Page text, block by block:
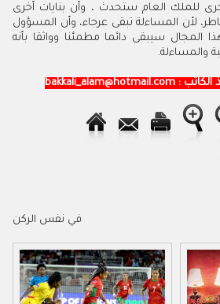
للملك العام ستحدث ، وأن بنايات أخرى
، لأن المساءلة تبقى عرجاء، وأن المسؤول
المجال سيبقى دائما مطمئنا وواثقا بأنه
والمساءلة.
الكاتب : bakkali_alam@hotmail.com
في نفس الركن